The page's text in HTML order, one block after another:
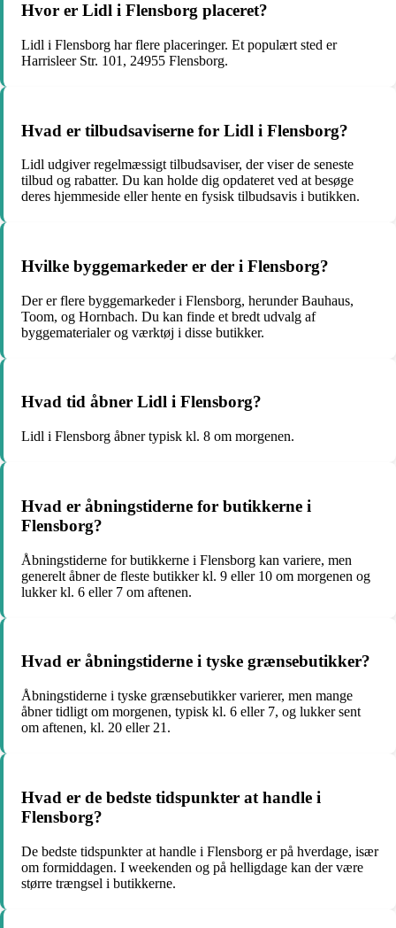
Hvor er Lidl i Flensborg placeret?
Lidl i Flensborg har flere placeringer. Et populært sted er
Harrisleer Str. 101, 24955 Flensborg.
Hvad er tilbudsaviserne for Lidl i Flensborg?
Lidl udgiver regelmæssigt tilbudsaviser, der viser de seneste
tilbud og rabatter. Du kan holde dig opdateret ved at besøge
deres hjemmeside eller hente en fysisk tilbudsavis i butikken.
Hvilke byggemarkeder er der i Flensborg?
Der er flere byggemarkeder i Flensborg, herunder Bauhaus,
Toom, og Hornbach. Du kan finde et bredt udvalg af
byggematerialer og værktøj i disse butikker.
Hvad tid åbner Lidl i Flensborg?
Lidl i Flensborg åbner typisk kl. 8 om morgenen.
Hvad er åbningstiderne for butikkerne i
Flensborg?
Åbningstiderne for butikkerne i Flensborg kan variere, men
generelt åbner de fleste butikker kl. 9 eller 10 om morgenen og
lukker kl. 6 eller 7 om aftenen.
Hvad er åbningstiderne i tyske grænsebutikker?
Åbningstiderne i tyske grænsebutikker varierer, men mange
åbner tidligt om morgenen, typisk kl. 6 eller 7, og lukker sent
om aftenen, kl. 20 eller 21.
Hvad er de bedste tidspunkter at handle i
Flensborg?
De bedste tidspunkter at handle i Flensborg er på hverdage, især
om formiddagen. I weekenden og på helligdage kan der være
større trængsel i butikkerne.